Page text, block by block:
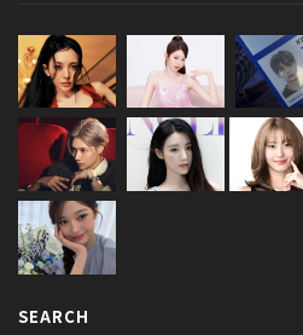
SEARCH